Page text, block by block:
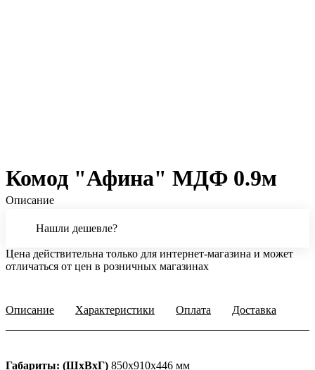
Комод "Афина" МДФ 0.9м
Описание
Нашли дешевле?
Цена действительна только для интернет-магазина и может
отличаться от цен в розничных магазинах
Описание Характеристики Оплата Доставка
Габариты: (ШхВхГ) 850х910х446 мм